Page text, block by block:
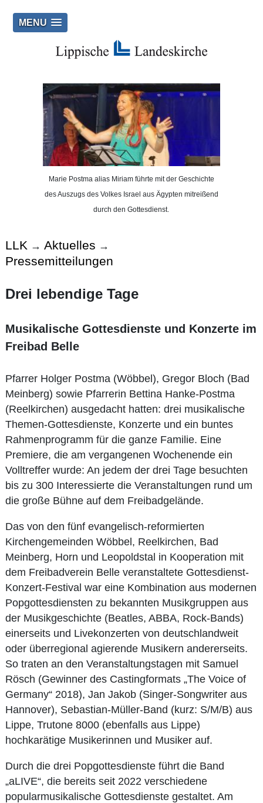
MENU
Marie Postma alias Miriam führte mit der Geschichte
des Auszugs des Volkes Israel aus Ägypten mitreißend
durch den Gottesdienst.
LLK→ Aktuelles →
Pressemitteilungen
Drei lebendige Tage
Musikalische Gottesdienste und Konzerte im
Freibad Belle
Pfarrer Holger Postma (Wöbbel), Gregor Bloch (Bad
Meinberg) sowie Pfarrerin Bettina Hanke-Postma
(Reelkirchen) ausgedacht hatten: drei musikalische
Themen-Gottesdienste, Konzerte und ein buntes
Rahmenprogramm für die ganze Familie. Eine
Premiere, die am vergangenen Wochenende ein
Volltreffer wurde: An jedem der drei Tage besuchten
bis zu 300 Interessierte die Veranstaltungen rund um
die große Bühne auf dem Freibadgelände.
Das von den fünf evangelisch-reformierten
Kirchengemeinden Wöbbel, Reelkirchen, Bad
Meinberg, Horn und Leopoldstal in Kooperation mit
dem Freibadverein Belle veranstaltete Gottesdienst-
Konzert-Festival war eine Kombination aus modernen
Popgottesdiensten zu bekannten Musikgruppen aus
der Musikgeschichte (Beatles, ABBA, Rock-Bands)
einerseits und Livekonzerten von deutschlandweit
oder überregional agierende Musikern andererseits.
So traten an den Veranstaltungstagen mit Samuel
Rösch (Gewinner des Castingformats „The Voice of
Germany“ 2018), Jan Jakob (Singer-Songwriter aus
Hannover), Sebastian-Müller-Band (kurz: S/M/B) aus
Lippe, Trutone 8000 (ebenfalls aus Lippe)
hochkarätige Musikerinnen und Musiker auf.
Durch die drei Popgottesdienste führt die Band
„aLIVE“, die bereits seit 2022 verschiedene
popularmusikalische Gottesdienste gestaltet. Am